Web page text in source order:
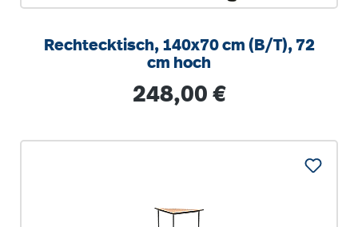
Rechtecktisch, 140x70 cm (B/T), 72
cm hoch
Regulärer Preis:
248,00 €